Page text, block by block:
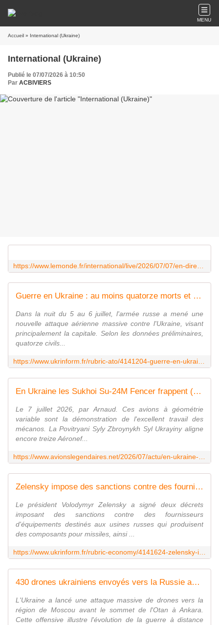
MENU
Accueil » International (Ukraine)
International (Ukraine)
Publié le 07/07/2026 à 10:50
Par ACBIVIERS
Guerre en Ukraine : au moins quatorze morts et soixante blessés après une nouvelle attaque aérienne russe contre Kyiv
Dans la nuit du 5 au 6 juillet, l'armée russe a mené une
nouvelle attaque aérienne massive contre l'Ukraine, visant
principalement la capitale. Selon les données préliminaires,
quatorze civils...
En Ukraine les Sukhoi Su-24M Fencer frappent (toujours) les forces russes. - avionslegendaires.net
Le 7 juillet 2026, par Arnaud. Ces avions à géométrie
variable sont la démonstration de l'excellent travail des
mécanos. La Povitryani Syly Zbroynykh Syl Ukrayiny aligne
encore treize Aéronef...
Zelensky impose des sanctions contre des fournisseurs de l'industrie de défense russe et des propagandistes
Le président Volodymyr Zelensky a signé deux décrets
imposant des sanctions contre des fournisseurs
d'équipements destinés aux usines russes qui produisent
des composants pour missiles, ainsi ...
430 drones ukrainiens envoyés vers la Russie avant le sommet de l'Otan
L'Ukraine a lancé une attaque massive de drones vers la
région de Moscou avant le sommet de l'Otan à Ankara.
Cette offensive illustre l'évolution de la guerre à distance